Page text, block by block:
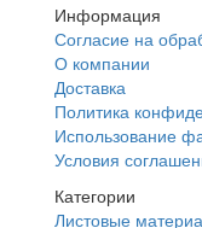
Информация
Согласие на
О компании
Доставка
Политика
Использование
Условия
Категории
Листовые